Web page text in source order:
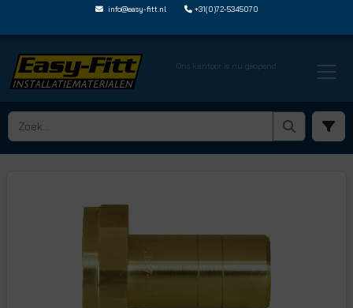
info@easy-fitt.nl +31(0)72-5345070
Ons kantoor is nu geopend
HOME › JOHN GUEST SPEEDFIT › MESSING SPIE MET BINNENDRAAD › MW502218K AS